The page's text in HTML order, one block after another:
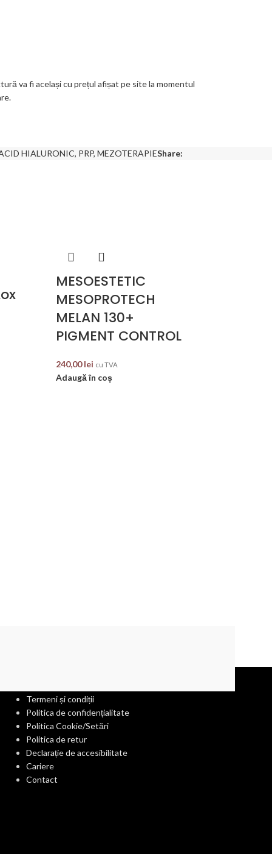
va fi același cu prețul afișat pe site la momentul
HIALURONIC, PRP, MEZOTERAPIEShare:
MESOESTETIC
MESOPROTECH
MELAN 130+
PIGMENT CONTROL
240,00lei cu TVA
Adaugă în coș
Termeni și condiții
Politica de confidențialitate
Politica Cookie/Setări
Politica de retur
Declarație de accesibilitate
Cariere
Contact